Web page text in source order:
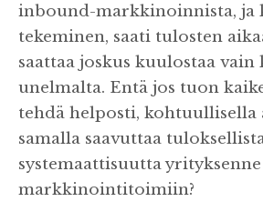
inbound-markkinoinnista, ja
tekeminen, saati tulosten
saattaa joskus kuulostaa vain
unelmalta. Entä jos tuon
tehdä helposti, kohtuullisella
samalla saavuttaa
systemaattisuutta
markkinointitoimiin?